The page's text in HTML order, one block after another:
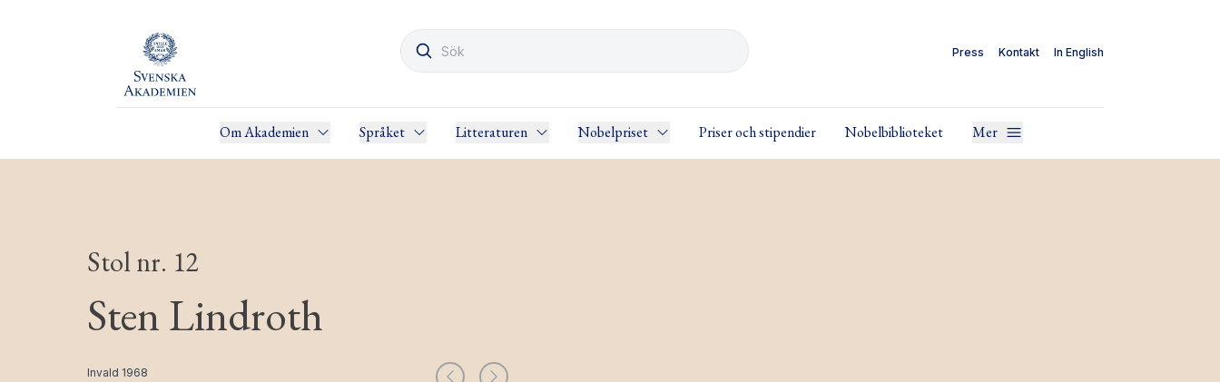
Press Kontakt In English
Om Akademien Språket Litteraturen Nobelpriset Priser och stipendier Nobelbiblioteket Mer
Stol nr. 12
Sten Lindroth
Invald 1968